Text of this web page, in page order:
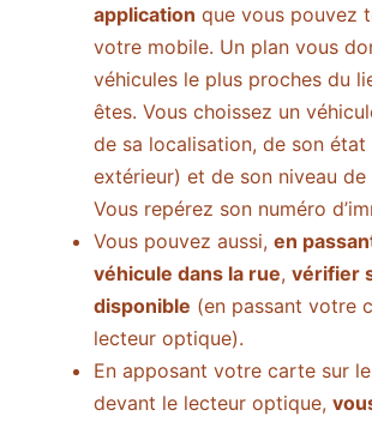
application que vous pouvez
votre mobile. Un plan vous
véhicules le plus proches du
êtes. Vous choissez un
de sa localisation, de son
extérieur) et de son niveau de
Vous repérez son numéro
Vous pouvez aussi, en
véhicule dans la rue, vérifier
disponible (en passant votre
lecteur optique).
En apposant votre carte sur
devant le lecteur optique,